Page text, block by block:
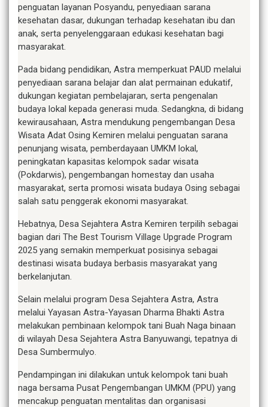
penguatan layanan Posyandu, penyediaan sarana
kesehatan dasar, dukungan terhadap kesehatan ibu dan
anak, serta penyelenggaraan edukasi kesehatan bagi
masyarakat.
Pada bidang pendidikan, Astra memperkuat PAUD melalui
penyediaan sarana belajar dan alat permainan edukatif,
dukungan kegiatan pembelajaran, serta pengenalan
budaya lokal kepada generasi muda. Sedangkna, di bidang
kewirausahaan, Astra mendukung pengembangan Desa
Wisata Adat Osing Kemiren melalui penguatan sarana
penunjang wisata, pemberdayaan UMKM lokal,
peningkatan kapasitas kelompok sadar wisata
(Pokdarwis), pengembangan homestay dan usaha
masyarakat, serta promosi wisata budaya Osing sebagai
salah satu penggerak ekonomi masyarakat.
Hebatnya, Desa Sejahtera Astra Kemiren terpilih sebagai
bagian dari The Best Tourism Village Upgrade Program
2025 yang semakin memperkuat posisinya sebagai
destinasi wisata budaya berbasis masyarakat yang
berkelanjutan.
Selain melalui program Desa Sejahtera Astra, Astra
melalui Yayasan Astra-Yayasan Dharma Bhakti Astra
melakukan pembinaan kelompok tani Buah Naga binaan
di wilayah Desa Sejahtera Astra Banyuwangi, tepatnya di
Desa Sumbermulyo.
Pendampingan ini dilakukan untuk kelompok tani buah
naga bersama Pusat Pengembangan UMKM (PPU) yang
mencakup penguatan mentalitas dan organisasi